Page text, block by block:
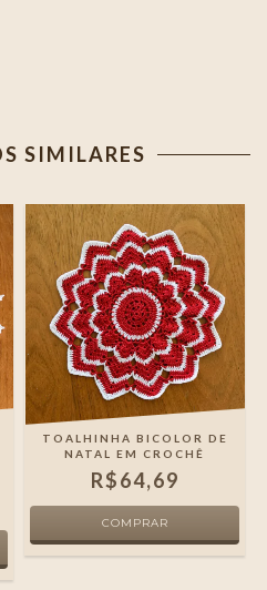
SIMILARES
TOALHINHA BICOLOR DE
NATAL EM CROCHÊ
R$64,69